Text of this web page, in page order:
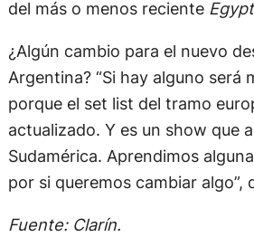
del más o menos reciente
¿Algún cambio para el nuevo
Argentina? “Si hay alguno será
porque el set list del tramo
actualizado. Y es un show que
Sudamérica. Aprendimos
por si queremos cambiar algo”,
Fuente: Clarín.